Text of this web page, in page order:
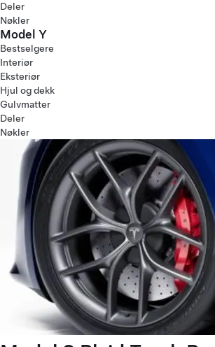
Deler
Nøkler
Model Y
Bestselgere
Interiør
Eksteriør
Hjul og dekk
Gulvmatter
Deler
Nøkler